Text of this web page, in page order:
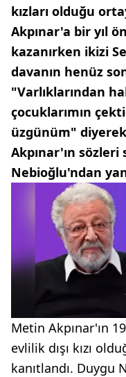
kızları olduğu
Akpınar'a bir yıl
kazanırken ikizi
davanın henüz
"Varlıklarından
çocuklarımın
üzgünüm" diyerek
Akpınar'ın sözleri
Nebioğlu'ndan
Metin Akpınar'ın
evlilik dışı kızı
kanıtlandı. Duygu